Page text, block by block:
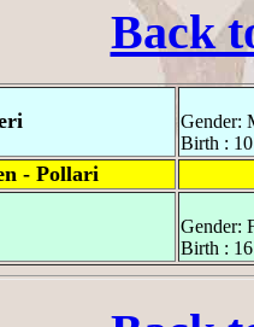
Back
Gender:
Birth :
- Pollari
Gender:
Birth :